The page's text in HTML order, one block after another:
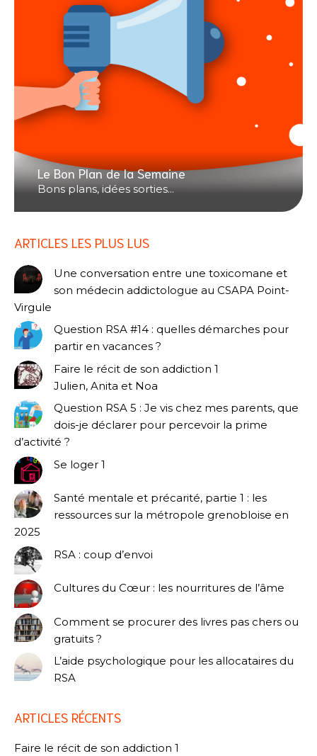
Le Bon Plan de la Semaine
Bons plans, idées sorties...
ARTICLES LES PLUS LUS
Une conversation entre une toxicomane et
son médecin addictologue au CSAPA Point-
Virgule
Question RSA #14 : quelles démarches pour
partir en vacances ?
Faire le récit de son addiction 1
Julien, Anita et Noa
Question RSA 5 : Je vis chez mes parents, que
dois-je déclarer pour percevoir la prime
d’activité ?
Se loger 1
Santé mentale et précarité, partie 1 : les
ressources sur la métropole grenobloise en
2025
RSA : coup d’envoi
Cultures du Cœur : les nourritures de l’âme
Comment se procurer des livres pas chers ou
gratuits ?
L’aide psychologique pour les allocataires du
RSA
ARTICLES RÉCENTS
Faire le récit de son addiction 1